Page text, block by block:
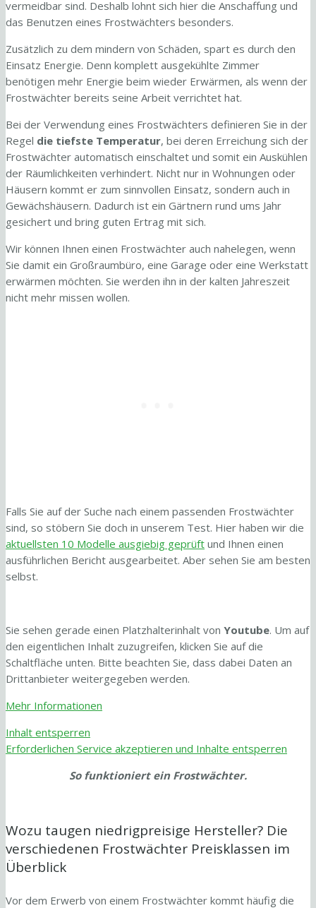
vermeidbar sind. Deshalb lohnt sich hier die Anschaffung und
das Benutzen eines Frostwächters besonders.
Zusätzlich zu dem mindern von Schäden, spart es durch den
Einsatz Energie. Denn komplett ausgekühlte Zimmer
benötigen mehr Energie beim wieder Erwärmen, als wenn der
Frostwächter bereits seine Arbeit verrichtet hat.
Bei der Verwendung eines Frostwächters definieren Sie in der
Regel die tiefste Temperatur, bei deren Erreichung sich der
Frostwächter automatisch einschaltet und somit ein Auskühlen
der Räumlichkeiten verhindert. Nicht nur in Wohnungen oder
Häusern kommt er zum sinnvollen Einsatz, sondern auch in
Gewächshäusern. Dadurch ist ein Gärtnern rund ums Jahr
gesichert und bring guten Ertrag mit sich.
Wir können Ihnen einen Frostwächter auch nahelegen, wenn
Sie damit ein Großraumbüro, eine Garage oder eine Werkstatt
erwärmen möchten. Sie werden ihn in der kalten Jahreszeit
nicht mehr missen wollen.
Falls Sie auf der Suche nach einem passenden Frostwächter
sind, so stöbern Sie doch in unserem Test. Hier haben wir die
aktuellsten 10 Modelle ausgiebig geprüft und Ihnen einen
ausführlichen Bericht ausgearbeitet. Aber sehen Sie am besten
selbst.
Sie sehen gerade einen Platzhalterinhalt von Youtube. Um auf
den eigentlichen Inhalt zuzugreifen, klicken Sie auf die
Schaltfläche unten. Bitte beachten Sie, dass dabei Daten an
Drittanbieter weitergegeben werden.
Mehr Informationen
Inhalt entsperren
Erforderlichen Service akzeptieren und Inhalte entsperren
So funktioniert ein Frostwächter.
Wozu taugen niedrigpreisige Hersteller? Die
verschiedenen Frostwächter Preisklassen im
Überblick
Vor dem Erwerb von einem Frostwächter kommt häufig die